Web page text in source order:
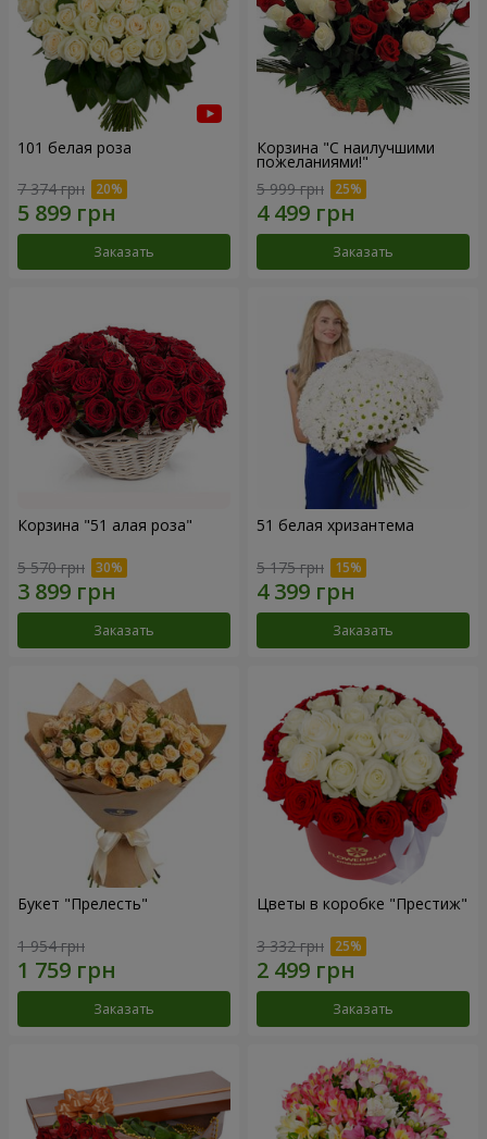
101 белая роза
7 374 грн
Заказать
Корзина "С наилучшими
пожеланиями!"
5 999 грн
Заказать
Корзина "51 алая роза"
5 570 грн
Заказать
51 белая хризантема
5 175 грн
Заказать
Букет "Прелесть"
1 954 грн
Заказать
Цветы в коробке "Престиж"
3 332 грн
Заказать